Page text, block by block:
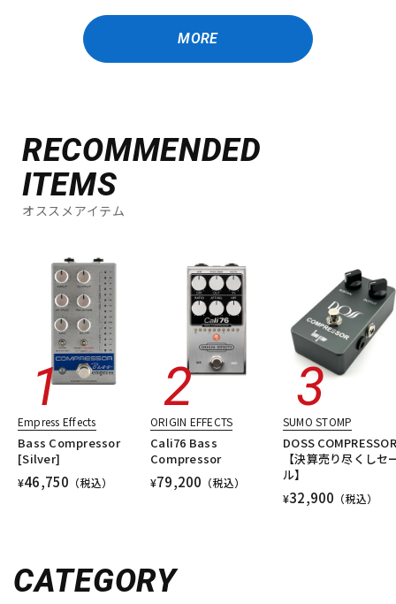
MORE
RECOMMENDED
ITEMS
オススメアイテム
Empress Effects
Bass Compressor
[Silver]
¥46,750 （税込）
ORIGIN EFFECTS
Cali76 Bass
Compressor
¥79,200 （税込）
SUMO STOMP
DOSS COMPRESSOR
【決算売り尽くしセ
ル】
¥32,900 （税込）
CATEGORY